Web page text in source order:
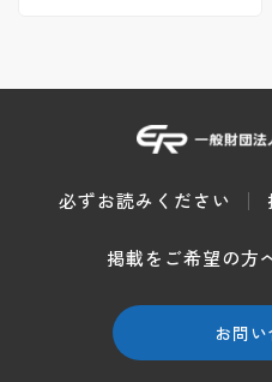
必ずお読みください
掲載をご希望の方
お問